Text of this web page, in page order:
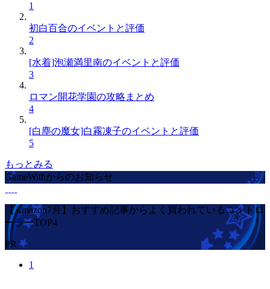
1
初白百合のイベントと評価
2
[水着]泡瀬満里南のイベントと評価
3
ロマン開花学園の攻略まとめ
4
[白塵の魔女]白霧凍子のイベントと評価
5
もっとみる
GameWithからのお知らせ
【Amazon7月】おすすめ記事からよく買われているコントロ
ーラーTOP4
PR
1